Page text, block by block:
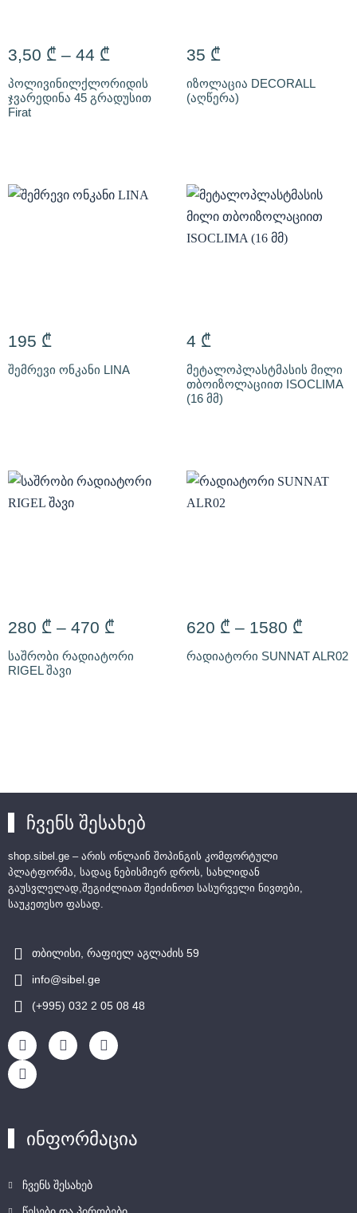
3,50 ₾ – 44 ₾
პოლივინილქლორიდის
ჯვარედინა 45 გრადუსით
Firat
35 ₾
იზოლაცია DECORALL
(აღწერა)
195 ₾
შემრევი ონკანი LINA
4 ₾
მეტალოპლასტმასის მილი
თბოიზოლაციით ISOCLIMA
(16 მმ)
280 ₾ – 470 ₾
საშრობი რადიატორი
RIGEL შავი
620 ₾ – 1580 ₾
რადიატორი SUNNAT ALR02
ჩვენს შესახებ
shop.sibel.ge – არის ონლაინ შოპინგის კომფორტული
პლატფორმა, სადაც ნებისმიერ დროს, სახლიდან
გაუსვლელად,შეგიძლიათ შეიძინოთ სასურველი ნივთები,
საუკეთესო ფასად.
თბილისი, რაფიელ აგლაძის 59
info@sibel.ge
(+995) 032 2 05 08 48
ინფორმაცია
ჩვენს შესახებ